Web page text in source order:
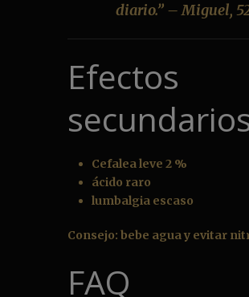
diario.” – Miguel,
Efectos
Cefalea leve 2 %
ácido raro
lumbalgia escaso
Consejo: bebe agua y evitar
FAQ